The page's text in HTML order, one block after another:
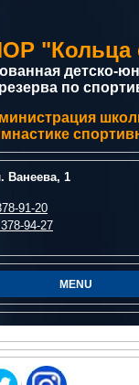
"Кольца
детско-
по
Ванеева, 1
91-20
94-27
MENU